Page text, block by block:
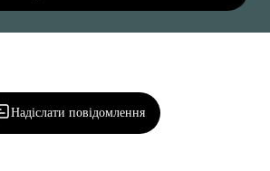
Надіслати повідомлення